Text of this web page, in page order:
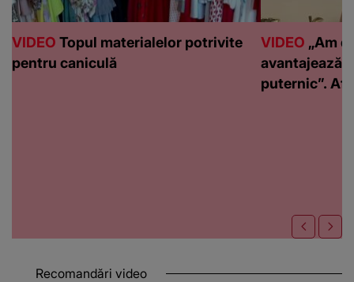
VIDEO Topul materialelor potrivite
pentru caniculă
VIDEO „Am
avantajează
puternic”.
Recomandări video